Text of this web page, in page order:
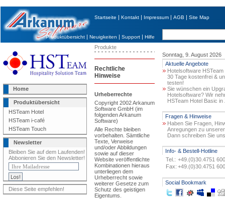
Startseite|Kontakt|Impressum|AGB|Site Map
Produktübersicht|Neuigkeiten|Support|Hilfe
Home
Produktübersicht
HSTeam Hotel
HSTeam i-café
HSTeam Touch
Newsletter
Bleiben Sie auf dem Laufenden!
Abbonieren Sie den Newsletter!
Diese Seite empfehlen!
Produkte
Rechtliche
Hinweise
Urheberrechte
Copyright 2002 Arkanum
Software GmbH (im
folgenden Arkanum
Software)
Alle Rechte bleiben
vorbehalten. Sämtliche
Texte, Verweise
und/oder Abbildungen
sowie auf dieser
Website veröffentlichte
Kombinationen hieraus
unterliegen dem
Urheberrecht sowie
weiterer Gesetze zum
Schutz des geistigen
Eigentums.
Sonntag, 9. August 2026
Aktuelle Angebote
Hotelsoftware HSTeam
30 Tage kostenfrei &
testen!
Sie wünschen ein
Hotelsoftware? Wir
HSTeam Hotel Basic in
Fragen & Hinweise
Haben Sie Fragen,
Anregungen zu
Dann schreiben Sie
Info- & Bestell-Hotline
Tel.: +49.(0)30.4751
Fax: +49.(0)30.4751
Social Bookmark